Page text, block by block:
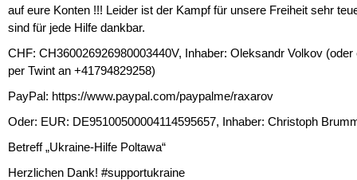
auf eure Konten !!! Leider ist der Kampf für unsere Freiheit sehr
sind für jede Hilfe dankbar.
CHF: CH360026926980003440V, Inhaber: Oleksandr Volkov (oder
per Twint an +41794829258)
PayPal: https://www.paypal.com/paypalme/raxarov
Oder: EUR: DE95100500004114595657, Inhaber: Christoph
Betreff „Ukraine-Hilfe Poltawa“
Herzlichen Dank! #supportukraine